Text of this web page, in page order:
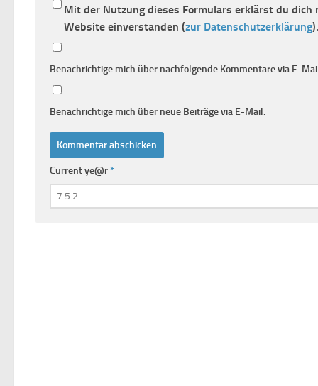
Mit der Nutzung dieses Formulars erklärst du
Website einverstanden (zur Datenschutzerklärung
Benachrichtige mich über nachfolgende Kommentare via E-
Benachrichtige mich über neue Beiträge via E-Mail.
Current ye@r*